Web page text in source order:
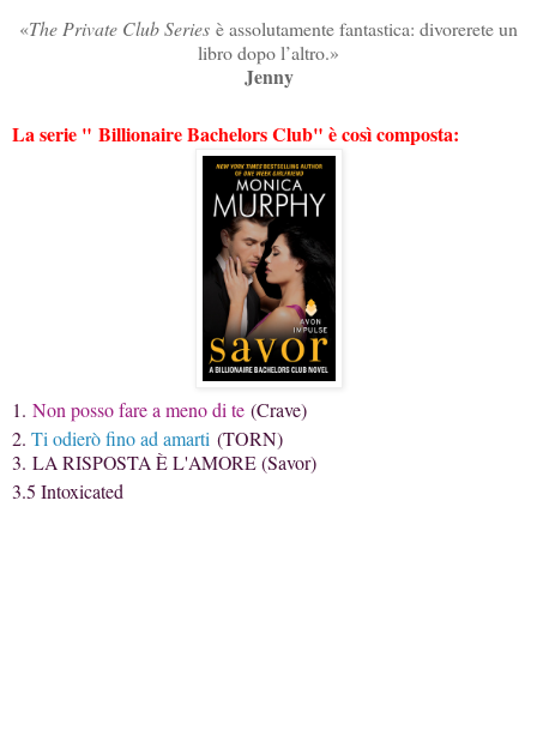
«The Private Club Series è assolutamente fantastica: divorerete un
libro dopo l’altro.»
Jenny
La serie " Billionaire Bachelors Club" è così composta:
1. Non posso fare a meno di te (Crave)
2. Ti odierò fino ad amarti (TORN)
3. LA RISPOSTA È L'AMORE (Savor)
3.5 Intoxicated